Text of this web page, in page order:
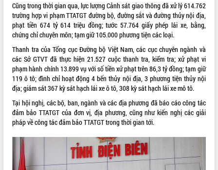
UBND tỉnh Đắk Lắk triển khai nhiệm
vụ 6 tháng cuối năm 2026
Kỳ họp thứ Hai, Hội đồng nhân dân
tỉnh khóa XI quyết nghị nhiều nội dung
quan trọng
Bí thư Tỉnh ủy Lương Nguyễn Minh
Triết thăm, tặng quà người có công với
cách mạng
Rà soát, hoàn thiện hệ thống thiết chế
văn hóa, thể thao đáp ứng yêu cầu
phát triển mới
Thường trực HĐND tỉnh Đắk Lắk gặp
Lễ truy điệu và an táng hài cốt liệt sĩ
tại Nghĩa trang Liệt sĩ xã Sơn Hòa
LIÊN KẾT WEB
THỐNG KÊ TRUY CẬP
Hôm nay:
Tất cả:
Cũng trong thời gian qua, lực lượng Cảnh sát giao thông đã xử lý 614.762
trường hợp vi phạm TTATGT đường bộ, đường sắt và đường thủy nội địa,
phạt tiền 674 tỷ 614 triệu đồng; tước 57.764 giấy phép lái xe, bằng,
chứng chỉ chuyên môn; tạm giữ 105.000 phương tiện các loại.
Thanh tra của Tổng cục Đường bộ Việt Nam, các cục chuyên ngành và
các Sở GTVT đã thực hiện 21.527 cuộc thanh tra, kiểm tra; xử phạt vi
phạm hành chính 13.899 vụ với số tiền xử phạt trên 86,3 tỷ đồng; tạm giữ
119 ô tô; đình chỉ hoạt động 4 bến thủy nội địa, 3 phương tiện thủy nội
địa; giám sát 367 kỳ sát hạch lái xe ô tô, 308 kỳ sát hạch lái xe mô tô.
Tại hội nghị, các bộ, ban, ngành và các địa phương đã báo cáo công tác
đảm bảo TTATGT của đơn vị, địa phương, cũng như kiến nghị các giải
pháp về công tác đảm bảo TTATGT trong thời gian tới.